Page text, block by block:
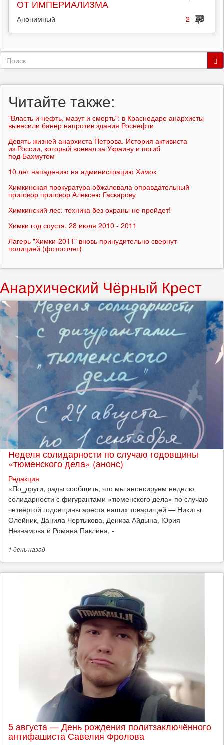
ОТ ИМПЕРИАЛИЗМА
Анонимный 2
Форма
Читайте также:
"Власть и нефть, мазут и смерть": в Краснодаре анархисты
вывесили банер напротив здания Роснефти
Девять жизней анархиста Петрова. История активиста
из России, который воевал за Украину и погиб
под Бахмутом
10 лет нападению на администрацию Химок
Химкинская прокуратура обжаловала оправдательный
приговор приговор Алексею Гаскарову
Химкинский лес: техника без охраны не пройдет!
Химки год спустя. 28 июля 2010 - 2011
Лагерь "Химки-2011" вновь принудительно свернут
полицией (фотоотчет)
Анархический Чёрный Крест
Неделя солидарности по случаю годовщины
«тюменского дела» (анонс)
Редакция
​«По_други, рады сообщить, что мы анонсируем неделю
солидарности с фигурантами «тюменского дела» по случаю
четвёртой годовщины ареста наших товарищей — Никиты
Олейник, Данила Чертыкова, Дениза Айдына, Юрия
Незнамова и Романа Паклина, -
1 деньназад
5 августа — День рождения политзаключённого
антифашиста Савелия Фролова